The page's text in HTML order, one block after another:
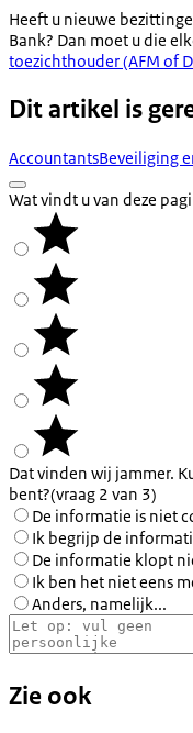
Heeft u nieuwe
Bank? Dan moet u die
toezichthouder (AFM of
Dit artikel is
AccountantsBeveiliging
Wat vindt u van deze
Dat vinden wij jammer.
bent?(vraag 2 van 3)
De informatie is niet
Ik begrijp de
De informatie klopt
Ik ben het niet eens
Anders, namelijk...
Zie ook